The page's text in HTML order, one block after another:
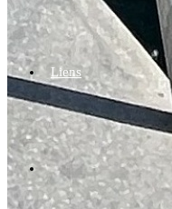
Liens
Toggle